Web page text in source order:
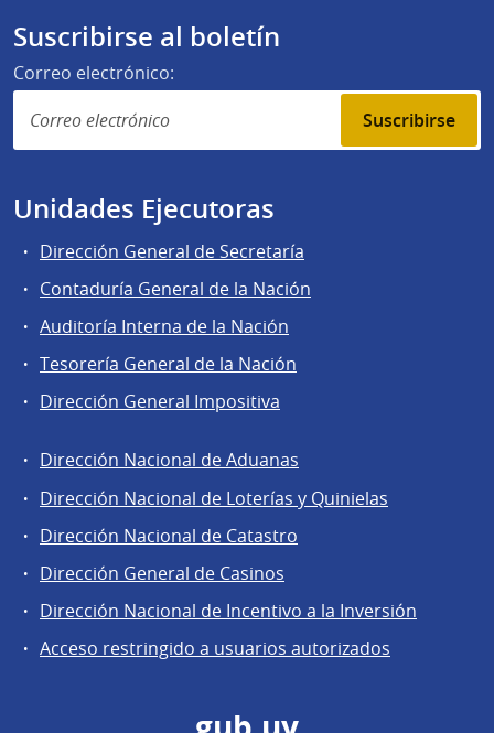
Suscribirse al boletín
Correo electrónico:
Suscribirse
Unidades Ejecutoras
Dirección General de Secretaría
Contaduría General de la Nación
Auditoría Interna de la Nación
Tesorería General de la Nación
Dirección General Impositiva
Áreas
de
la
Dirección
General
de
Secretaría
Dirección Nacional de Aduanas
Dirección Nacional de Loterías y Quinielas
Dirección Nacional de Catastro
Dirección General de Casinos
Dirección Nacional de Incentivo a la Inversión
Acceso restringido a usuarios autorizados